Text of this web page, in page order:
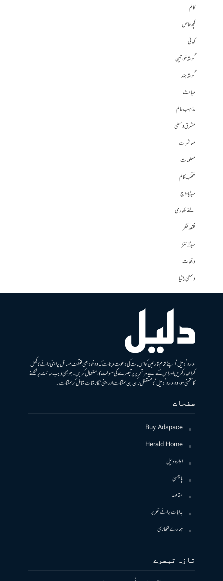
کالم
کچھ خاص
کہانی
گوشہ خواتین
گوشہ ہند
مباحث
مذاہب عالم
مشرق وسطی
معاشرت
معلومات
منتخب کالم
میڈیا واچ
نئے لکھاری
نقطہ نظر
ہیڈلائنز
واقعات
وسطی ایشیا
ادارہ ’دلیل‘ اپنے تمام قارئین کو اس بات کی دعوت دیتا ہے کہ وہ خود بھی مختلف مسائل پر اپنی رائے کا کھل
کر اظہار کریں اور اس کے لیے ہر تحریر پر تبصرے کی سہولت کا استعمال کریں۔ جو بھی ویب سائٹ پر لکھنے
کا متمنی ہو، وہ ادارہ ’دلیل‘ کا مستقل رکن بن سکتا ہے اور اپنی نگارشات شامل کرسکتا ہے۔
صفحات
Buy Adspace
Herald Home
ادارہ دلیل
پالیسی
مقاصد
ہدایات برائے تحریر
ہمارے لکھاری
تازہ تبصرے